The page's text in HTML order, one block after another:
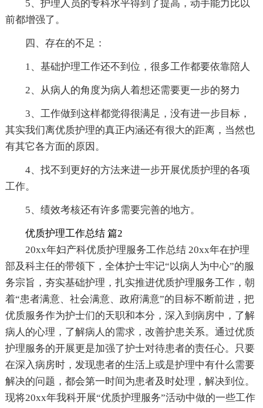
5、护理人员的专科水平得到了提高，动手能力比以
前都增强了。
四、存在的不足：
1、基础护理工作还不到位，很多工作都要依靠陪人
2、从病人的角度为病人着想还需要更一步的努力
3、工作做到这样都觉得很满足，没有进一步目标，
其实我们离优质护理的真正内涵还有很大的距离，当然也
有其它各方面的原因。
4、找不到更好的方法来进一步开展优质护理的各项
工作。
5、绩效考核还有许多需要完善的地方。
优质护理工作总结 篇2
20xx年妇产科优质护理服务工作总结 20xx年在护理
部及科主任的带领下，全体护士牢记“以病人为中心”的服
务宗旨，夯实基础护理，扎实推进优质护理服务工作，朝
着“患者满意、社会满意、政府满意”的目标不断前进，把
优质服务作为护士们的天职和本分，深入到病房中，了解
病人的心理，了解病人的需求，改善护患关系。通过优质
护理服务的开展更是加强了护士对待患者的责任心。只要
在深入病房时，发现患者的生活上或是护理中有什么需要
解决的问题，都会第一时间为患者及时处理，解决到位。
现将20xx年我科开展“优质护理服务”活动中做的一些工作